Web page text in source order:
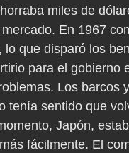
miles de
En 1967
lo que disparó los
para el gobierno
Los barcos
tenía sentido que
Japón,
fácilmente. El